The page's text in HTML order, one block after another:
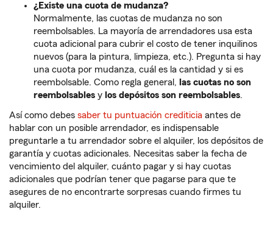
¿Existe una cuota de mudanza?
Normalmente, las cuotas de mudanza no son
reembolsables. La mayoría de arrendadores usa esta
cuota adicional para cubrir el costo de tener inquilinos
nuevos (para la pintura, limpieza, etc.). Pregunta si hay
una cuota por mudanza, cuál es la cantidad y si es
reembolsable. Como regla general, las cuotas no son
reembolsables y los depósitos son reembolsables.
Así como debes saber tu puntuación crediticia antes de
hablar con un posible arrendador, es indispensable
preguntarle a tu arrendador sobre el alquiler, los depósitos de
garantía y cuotas adicionales. Necesitas saber la fecha de
vencimiento del alquiler, cuánto pagar y si hay cuotas
adicionales que podrían tener que pagarse para que te
asegures de no encontrarte sorpresas cuando firmes tu
alquiler.